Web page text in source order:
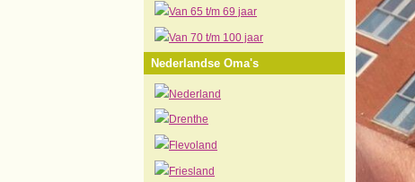
Van 65 t/m 69 jaar
Van 70 t/m 100 jaar
Nederlandse Oma's
Nederland
Drenthe
Flevoland
Friesland